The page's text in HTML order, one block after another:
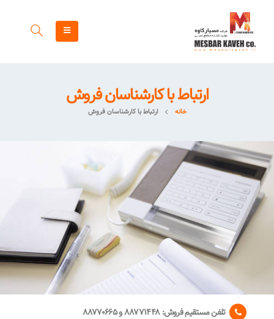
ارتباط با کارشناسان فروش
خانه ارتباط با کارشناسان فروش
تلفن مستقیم فروش:۸۸۷۷۱۴۴۸ و ۸۸۷۷۰۶۶۵